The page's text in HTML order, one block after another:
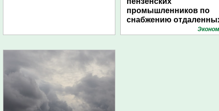
промышленников по
снабжению
поселений с помощью